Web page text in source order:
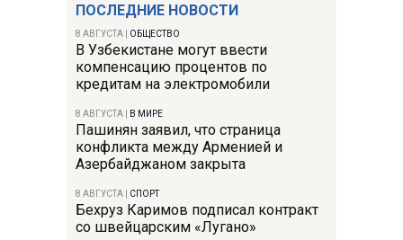
ПОСЛЕДНИЕ НОВОСТИ
8 АВГУСТА ОБЩЕСТВО
В Узбекистане могут ввести
компенсацию процентов по
кредитам на электромобили
8 АВГУСТА В МИРЕ
Пашинян заявил, что страница
конфликта между Арменией и
Азербайджаном закрыта
8 АВГУСТА СПОРТ
Бехруз Каримов подписал контракт
со швейцарским «Лугано»